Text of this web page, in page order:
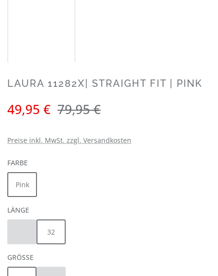
LAURA 11282X| STRAIGHT FIT | PINK
Verkaufspreis:
49,95 € Regulärer Preis:
79,95 €
Preise inkl. MwSt. zzgl. Versandkosten
FARBE
Pink
LÄNGE
(Diese Option ist zurzeit nicht verfügbar.)
32
GRÖSSE